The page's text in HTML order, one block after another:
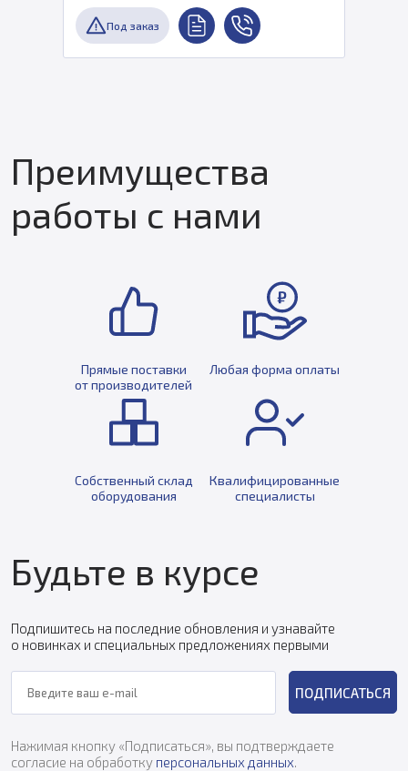
Под заказ
Преимущества
работы с нами
Прямые поставки
от производителей
Любая форма оплаты
Собственный склад
оборудования
Квалифицированные
специалисты
Будьте в курсе
Подпишитесь на последние обновления и узнавайте
о новинках и специальных предложениях первыми
ПОДПИСАТЬСЯ
Нажимая кнопку «Подписаться», вы подтверждаете
согласие на обработку персональных данных.